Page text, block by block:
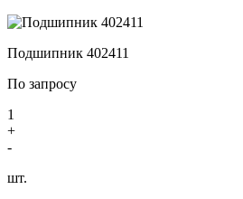
Подшипник 402411
По запросу
1
+
-
шт.